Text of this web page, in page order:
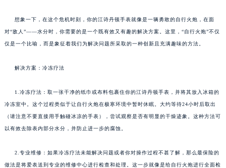
想象一下，在这个危机时刻，你的江诗丹顿手表就像是一辆勇敢的自行火炮，在面
对“敌人”——水分时，你需要的是一个既有效又有趣的解决方案。这里，“自行火炮”不仅
仅是一个比喻，而是象征着我们为解决问题所采取的一种创新且充满趣味的方法。
解决方案：冷冻疗法
1.冷冻疗法：取一张干净的纸巾或布料包裹住你的江诗丹顿手表，并将其放入冰箱的
冷冻室中。这个过程类似于让自行火炮在极寒环境中暂时休眠。大约等待24小时后取出
（请注意不要直接用手触碰冰凉的手表），尝试观察是否有明显的干燥迹象。这种方法可
以有效去除表内部分水分，并防止进一步的腐蚀。
2.专业维修：如果冷冻疗法未能解决问题或者你对操作过程不甚了解，那么最保险的
做法是将爱表送到专业的维修中心进行检查和处理。这一步就像是给自行火炮进行全面检